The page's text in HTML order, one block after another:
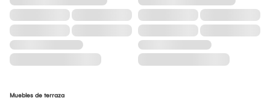
Muebles de terraza